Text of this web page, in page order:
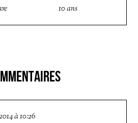
10 ans
à 10:26